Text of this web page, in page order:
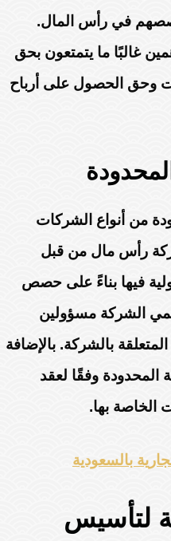
في رأس المال.
غالبًا ما يتمتعون بحق
وحق الحصول على أرباح
من أنواع الشركات
رأس مال من قبل
فيها بناءً على حصص
الشركة مسؤولين
بالشركة. بالإضافة
المحدودة وفقًا لعقد
الخاصة بها.
بالسعودية
لتأسيس